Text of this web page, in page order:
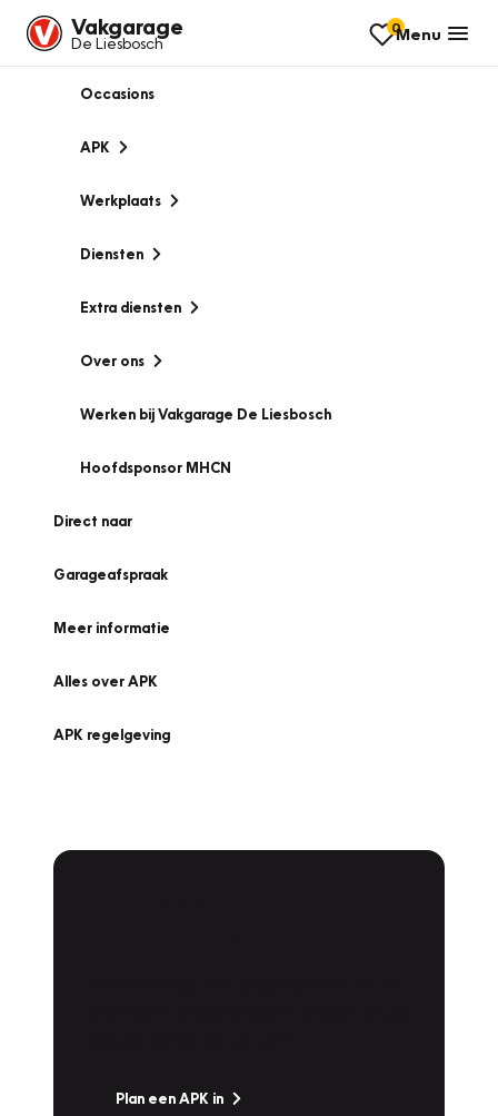
Vakgarage
De Liesbosch
0Menu
Occasions
APK
Werkplaats
Diensten
Extra diensten
Over ons
Werken bij Vakgarage De Liesbosch
Hoofdsponsor MHCN
Direct naar
Garageafspraak
Meer informatie
Alles over APK
APK regelgeving
Plan een APK in